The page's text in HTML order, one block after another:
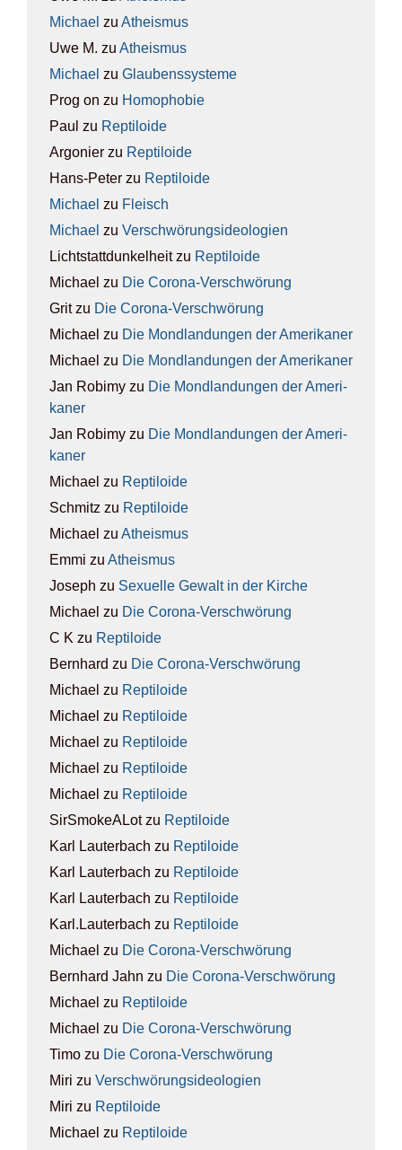
Michael zu Athe­is­mus
Uwe M. zu Athe­is­mus
Michael zu Glau­bens­sys­te­me
Prog on zu Homo­pho­bie
Paul zu Rep­ti­lo­ide
Argonier zu Rep­ti­lo­ide
Hans-Peter zu Rep­ti­lo­ide
Michael zu Fleisch
Michael zu Ver­schwö­rungs­ideo­lo­gien
Lichtstattdunkelheitzu Rep­ti­lo­ide
Michael zu Die Coro­na-Ver­schwö­rung
Gritzu Die Coro­na-Ver­schwö­rung
Michael zu Die Mond­lan­dun­gen der Ame­ri­ka­ner
Michael zu Die Mond­lan­dun­gen der Ame­ri­ka­ner
Jan Robimy zu Die Mond­lan­dun­gen der Ame­ri­
ka­ner
Jan Robimy zu Die Mond­lan­dun­gen der Ame­ri­
ka­ner
Michael zu Rep­ti­lo­ide
Schmitz zu Rep­ti­lo­ide
Michael zu Athe­is­mus
Emmi zu Athe­is­mus
Joseph zu Sexu­el­le Gewalt in der Kir­che
Michael zu Die Coro­na-Ver­schwö­rung
C K zu Rep­ti­lo­ide
Bernhard zu Die Coro­na-Ver­schwö­rung
Michael zu Rep­ti­lo­ide
Michael zu Rep­ti­lo­ide
Michael zu Rep­ti­lo­ide
Michael zu Rep­ti­lo­ide
Michael zu Rep­ti­lo­ide
SirSmokeALotzu Rep­ti­lo­ide
Karl Lauterbach zu Rep­ti­lo­ide
Karl Lauterbach zu Rep­ti­lo­ide
Karl Lauterbach zu Rep­ti­lo­ide
Karl.Lauterbach zu Rep­ti­lo­ide
Michael zu Die Coro­na-Ver­schwö­rung
Bernhard Jahn zu Die Coro­na-Ver­schwö­rung
Michael zu Rep­ti­lo­ide
Michael zu Die Coro­na-Ver­schwö­rung
Timo zu Die Coro­na-Ver­schwö­rung
Miri zu Ver­schwö­rungs­ideo­lo­gien
Miri zu Rep­ti­lo­ide
Michael zu Rep­ti­lo­ide